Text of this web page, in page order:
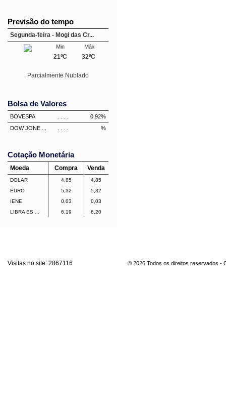
Previsão do tempo
Segunda-feira - Mogi das Cr...
Máx
32ºC
Min
21ºC
Parcialmente Nublado
Bolsa de Valores
BOVESPA 0,92%
DOW JONE ...
%
Cotação Monetária
Moeda Compra Venda
DOLAR 4,85
4,85
EURO
5,32
5,32
IENE
0,03
0,03
LIBRA ES ...
6,19 6,20
Visitas no site: 2867116 © 2026 Todos os direitos reservados -